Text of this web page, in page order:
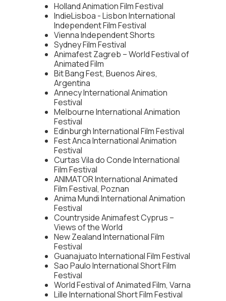
Holland Animation Film Festival
IndieLisboa - Lisbon International
Independent Film Festival
Vienna Independent Shorts
Sydney Film Festival
Animafest Zagreb – World Festival of
Animated Film
Bit Bang Fest, Buenos Aires,
Argentina
Annecy International Animation
Festival
Melbourne International Animation
Festival
Edinburgh International Film Festival
Fest Anca International Animation
Festival
Curtas Vila do Conde International
Film Festival
ANIMATOR International Animated
Film Festival, Poznan
Anima Mundi International Animation
Festival
Countryside Animafest Cyprus –
Views of the World
New Zealand International Film
Festival
Guanajuato International Film Festival
Sao Paulo International Short Film
Festival
World Festival of Animated Film, Varna
Lille International Short Film Festival